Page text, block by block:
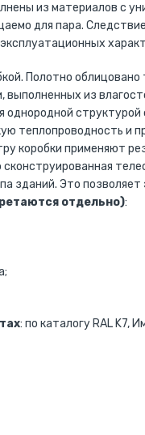
из материалов с
для пара.
Полотно
из
однородной
теплопроводность и
коробки применяют
сконструированная
зданий. Это
отдельно):
: по каталогу RAL K7,